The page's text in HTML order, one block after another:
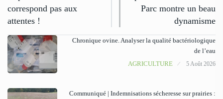
correspond pas aux
attentes !
Parc montre un beau
dynamisme
Chronique ovine. Analyser la qualité bactériologique
de l’eau
AGRICULTURE
5 Août 2026
Communiqué | Indemnisations sécheresse sur prairies :